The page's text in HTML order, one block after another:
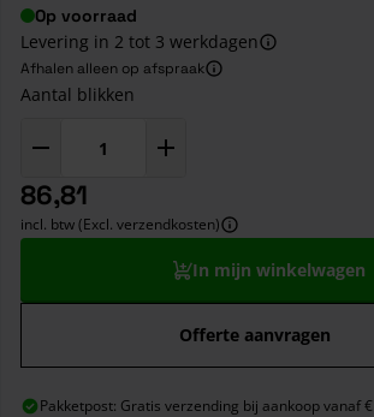
Op voorraad
Levering in 2 tot 3 werkdagen
Afhalen alleen op afspraak
Aantal blikken
86,81
incl. btw (Excl. verzendkosten)
In mijn winkelwagen
Offerte aanvragen
Pakketpost: Gratis verzending bij aankoop vanaf